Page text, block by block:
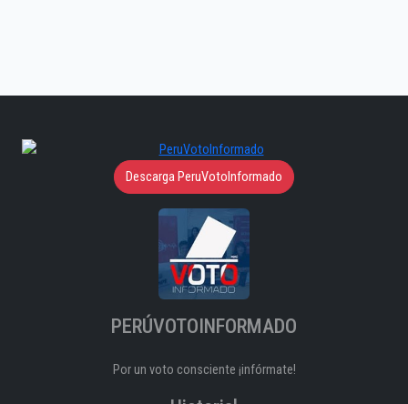
Descarga PeruVotoInformado
PERÚVOTOINFORMADO
Por un voto consciente ¡infórmate!